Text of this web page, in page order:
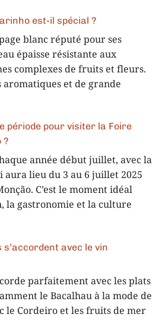
est-il spécial ?
blanc réputé pour ses
épaisse résistante aux
complexes de fruits et fleurs.
et de grande
période pour visiter la Foire
?
année début juillet, avec la
lieu du 3 au 6 juillet 2025
C’est le moment idéal
la gastronomie et la culture
avec le vin
parfaitement avec les plats
le Bacalhau à la mode de
le Cordeiro et les fruits de mer